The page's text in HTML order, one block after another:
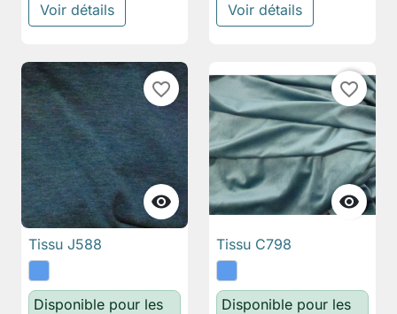
Voir détails Voir détails

favorite_border
Tissu J588
Disponible pour les

favorite_border
Tissu C798
Disponible pour les